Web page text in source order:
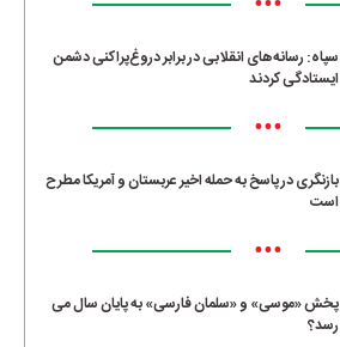
سپاه: رسانه‌های انقلابی در برابر دروغ‌پراکنی دشمن
ایستادگی کردند
•••
بازنگری در پاسخ به حمله اخیر عربستان و آمریکا مطرح
است
•••
پخش «موسی» و «سلمان فارسی» به پایان سال می
رسد؟